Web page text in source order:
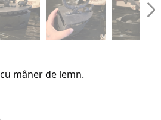
mâner de lemn.